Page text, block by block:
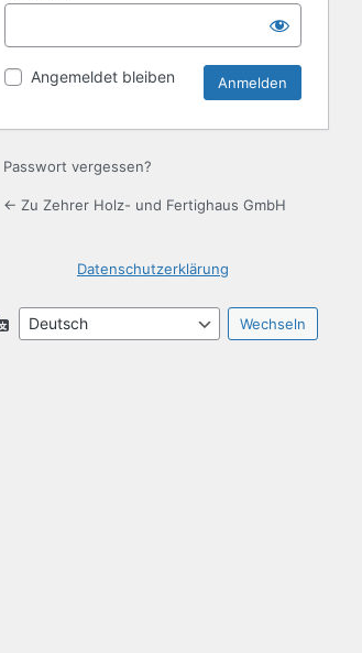
Angemeldet bleiben
Passwort vergessen?
← Zu Zehrer Holz- und Fertighaus GmbH
Datenschutzerklärung
Sprache